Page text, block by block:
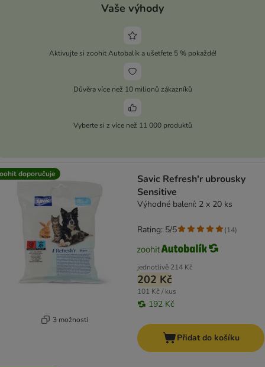
Vaše výhody
Aktivujte si zoohit Autobalík a ušetřete 5 % pokaždé!
Důvěra více než 10 milionů zákazníků
Vyberte si z více než 11 000 produktů
doporučuje
3 možností
Savic Refresh'r ubrousky
Sensitive
Výhodné balení: 2 x 20 ks
jednotlivě 214 Kč
202 Kč
101 Kč / kus
192 Kč
Rating: 5/5 (14)
Přidat do košíku